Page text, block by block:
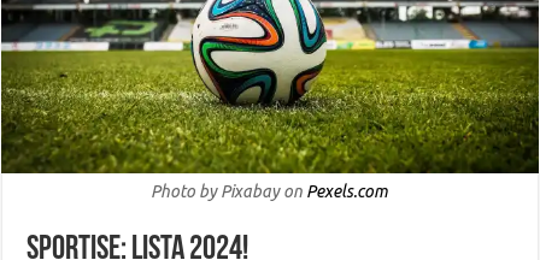
Photo by Pixabay on Pexels.com
Sportise: LISTA 2024!